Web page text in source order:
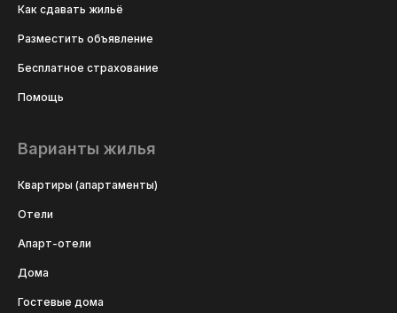
Как сдавать жильё
Разместить объявление
Бесплатное страхование
Помощь
Варианты жилья
Квартиры (апартаменты)
Отели
Апарт-отели
Дома
Гостевые дома